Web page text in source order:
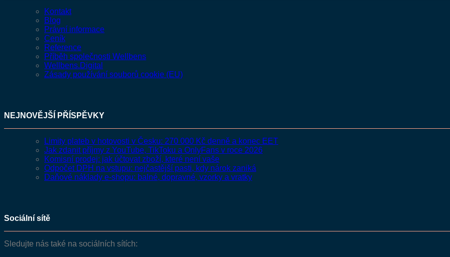
Kontakt
Blog
Právní informace
Ceník
Reference
Příběh společnosti Wellbens
Wellbens.Digital
Zásady používání souborů cookie (EU)
NEJNOVĚJŠÍ PŘÍSPĚVKY
Limity plateb v hotovosti v Česku: 270 000 Kč denně a konec EET
Jak zdanit příjmy z YouTube, TikToku a OnlyFans v roce 2026
Komisní prodej: jak účtovat zboží, které není vaše
Odpočet DPH na vstupu: nejčastější pasti, kdy nárok zaniká
Daňové náklady e-shopu: balné, dopravné, vzorky a vratky
Sociální sítě
Sledujte nás také na sociálních sítích: